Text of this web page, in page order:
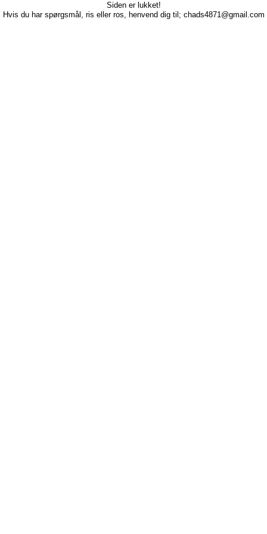
Siden er lukket!
Hvis du har spørgsmål, ris eller ros, henvend dig til; chads4871@gmail.com